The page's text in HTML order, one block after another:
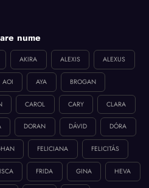
nume
AKIRA ALEXIS ALEXUS
AOI AYA BROGAN
CAROL CARY CLARA
DORAN DÁVID DÓRA
FELICIANA FELICITÁS
FRIDA GINA HEVA